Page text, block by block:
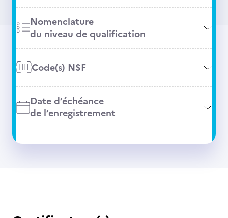
Nomenclature
du niveau de qualification
Code(s) NSF
Date d’échéance
de l’enregistrement